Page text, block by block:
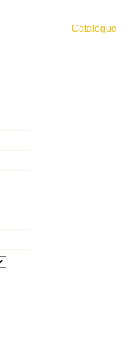
Catalogue